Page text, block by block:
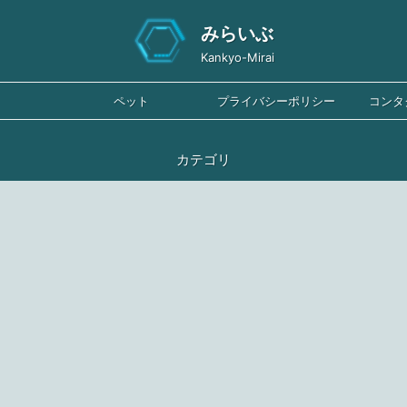
みらいぶ
Kankyo-Mirai
ペット プライバシーポリシー コン
カテゴリ